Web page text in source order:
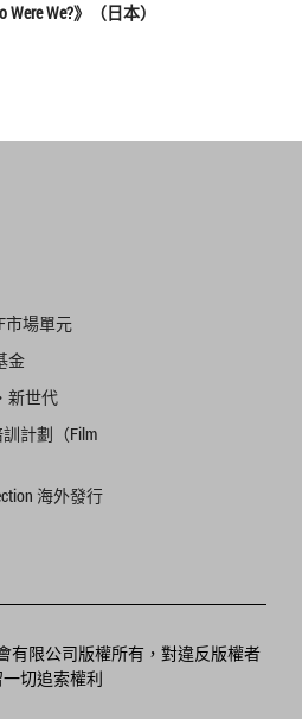
We?》（日本）
市場單元
金
新世代
計劃（Film
海外發行
有限公司版權所有，對違反版權者
切追索權利